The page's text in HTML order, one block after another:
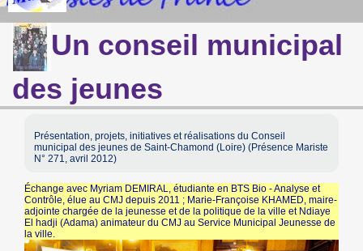
Un conseil municipal
des jeunes
Présentation, projets, initiatives et réalisations du Conseil
municipal des jeunes de Saint-Chamond (Loire) (Présence Mariste
N° 271, avril 2012)
Échange avec Myriam DEMIRAL, étudiante en BTS Bio - Analyse et
Contrôle, élue au CMJ depuis 2011 ; Marie-Françoise KHAMED, maire-
adjointe chargée de la jeunesse et de la politique de la ville et Ndiaye
El hadji (Adama) animateur du CMJ au Service Municipal Jeunesse de
la ville.